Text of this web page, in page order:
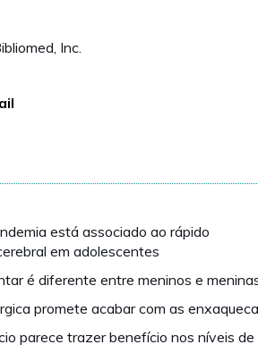
Inc.
está associado ao rápido
em adolescentes
é diferente entre meninos e
promete acabar com as
parece trazer benefício nos níveis de